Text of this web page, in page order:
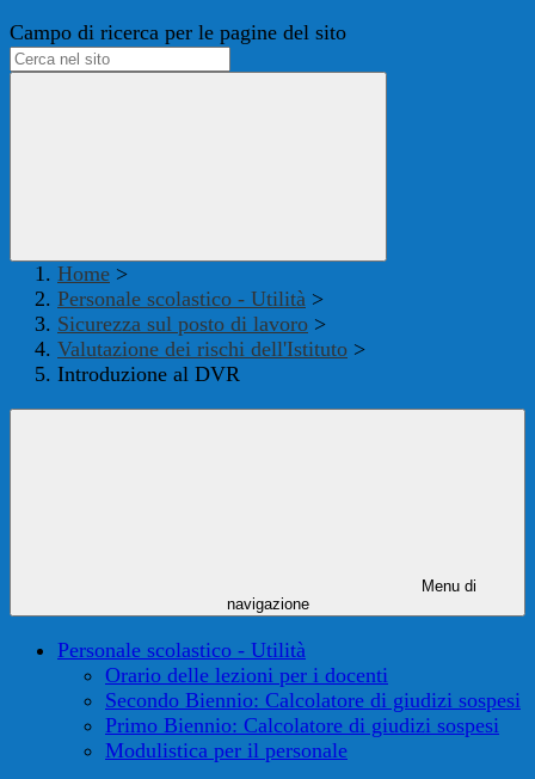
Campo di ricerca per le pagine del sito
Home >
Personale scolastico - Utilità >
Sicurezza sul posto di lavoro >
Valutazione dei rischi dell'Istituto >
Introduzione al DVR
Menu di
navigazione
Personale scolastico - Utilità
Orario delle lezioni per i docenti
Secondo Biennio: Calcolatore di giudizi sospesi
Primo Biennio: Calcolatore di giudizi sospesi
Modulistica per il personale